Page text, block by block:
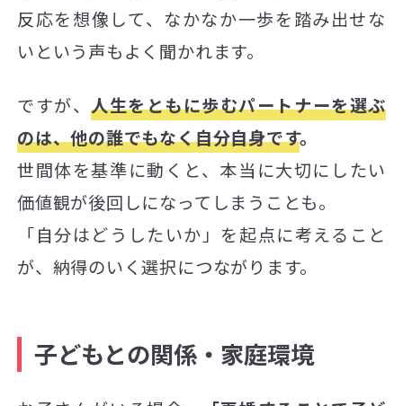
反応を想像して、なかなか一歩を踏み出せな
いという声もよく聞かれます。
ですが、人生をともに歩むパートナーを選ぶ
のは、他の誰でもなく自分自身です。
世間体を基準に動くと、本当に大切にしたい
価値観が後回しになってしまうことも。
「自分はどうしたいか」を起点に考えること
が、納得のいく選択につながります。
子どもとの関係・家庭環境